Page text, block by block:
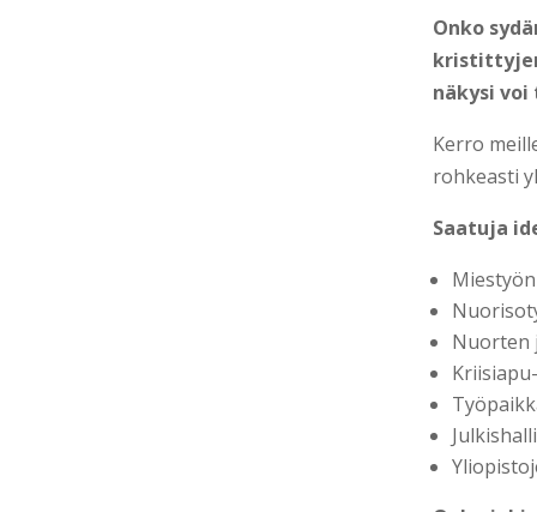
Onko
näkysi voi
Kerro
rohkeasti
Saatuja
Nuorten